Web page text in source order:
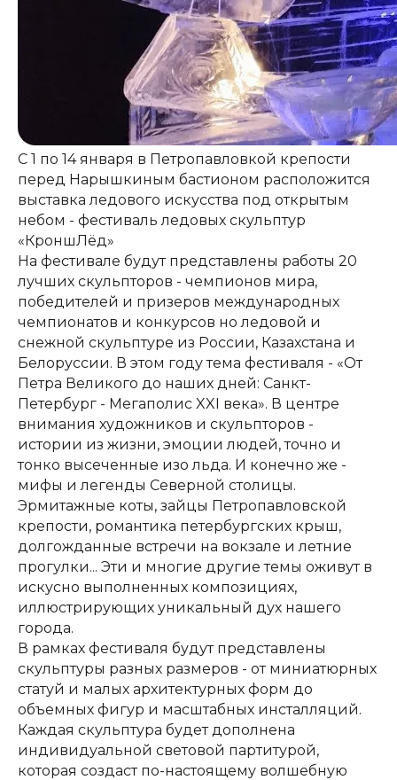
С 1 по 14 января в Петропавловкой крепости
перед Нарышкиным бастионом расположится
выставка ледового искусства под открытым
небом - фестиваль ледовых скульптур
«КроншЛёд»
На фестивале будут представлены работы 20
лучших скульпторов - чемпионов мира,
победителей и призеров международных
чемпионатов и конкурсов но ледовой и
снежной скульптуре из России, Казахстана и
Белоруссии. В этом году тема фестиваля - «От
Петра Великого до наших дней: Санкт-
Петербург - Мегаполис XXI века». В центре
внимания художников и скульпторов -
истории из жизни, эмоции людей, точно и
тонко высеченные изо льда. И конечно же -
мифы и легенды Северной столицы.
Эрмитажные коты, зайцы Петропавловской
крепости, романтика петербургских крыш,
долгожданные встречи на вокзале и летние
прогулки... Эти и многие другие темы оживут в
искусно выполненных композициях,
иллюстрирующих уникальный дух нашего
города.
В рамках фестиваля будут представлены
скульптуры разных размеров - от миниатюрных
статуй и малых архитектурных форм до
объемных фигур и масштабных инсталляций.
Каждая скульптура будет дополнена
индивидуальной световой партитурой,
которая создаст по-настоящему волшебную
197198, Санкт-Петербург, Большой
проспект Петроградской стороны, д.18 ст.м.
«Спортивная»
КОНТАКТЫ:
+7 (812) 762-07-99
pmc-petrograd@mail.ru